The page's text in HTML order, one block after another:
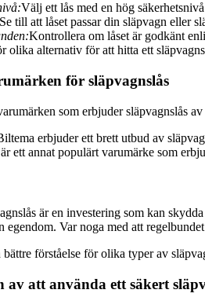
Välj ett lås med en hög
Se till att låset passar din släpvagn eller
Kontrollera om låset är godkänt
olika alternativ för att hitta ett
för släpvagnslås
som erbjuder släpvagnslås
erbjuder ett brett utbud av
ett annat populärt varumärke som
är en investering som kan
egendom. Var noga med att
förståelse för olika typer av
av att använda ett säkert